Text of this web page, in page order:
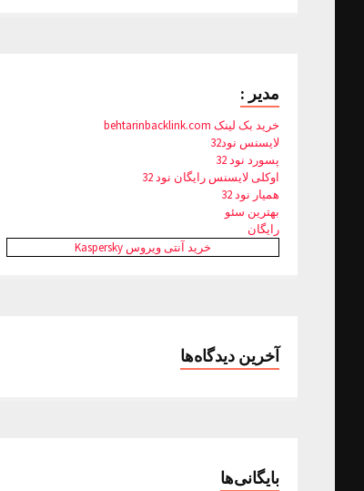
مدیر :
خرید بک لینک behtarinbacklink.com
لایسنس نود32
پسورد نود 32
اوکلی لایسنس رایگان نود 32
همیار نود 32
بهترین سئو
رایگان
خرید آنتی ویروس Kaspersky
آخرین دیدگاه‌ها
بایگانی‌ها